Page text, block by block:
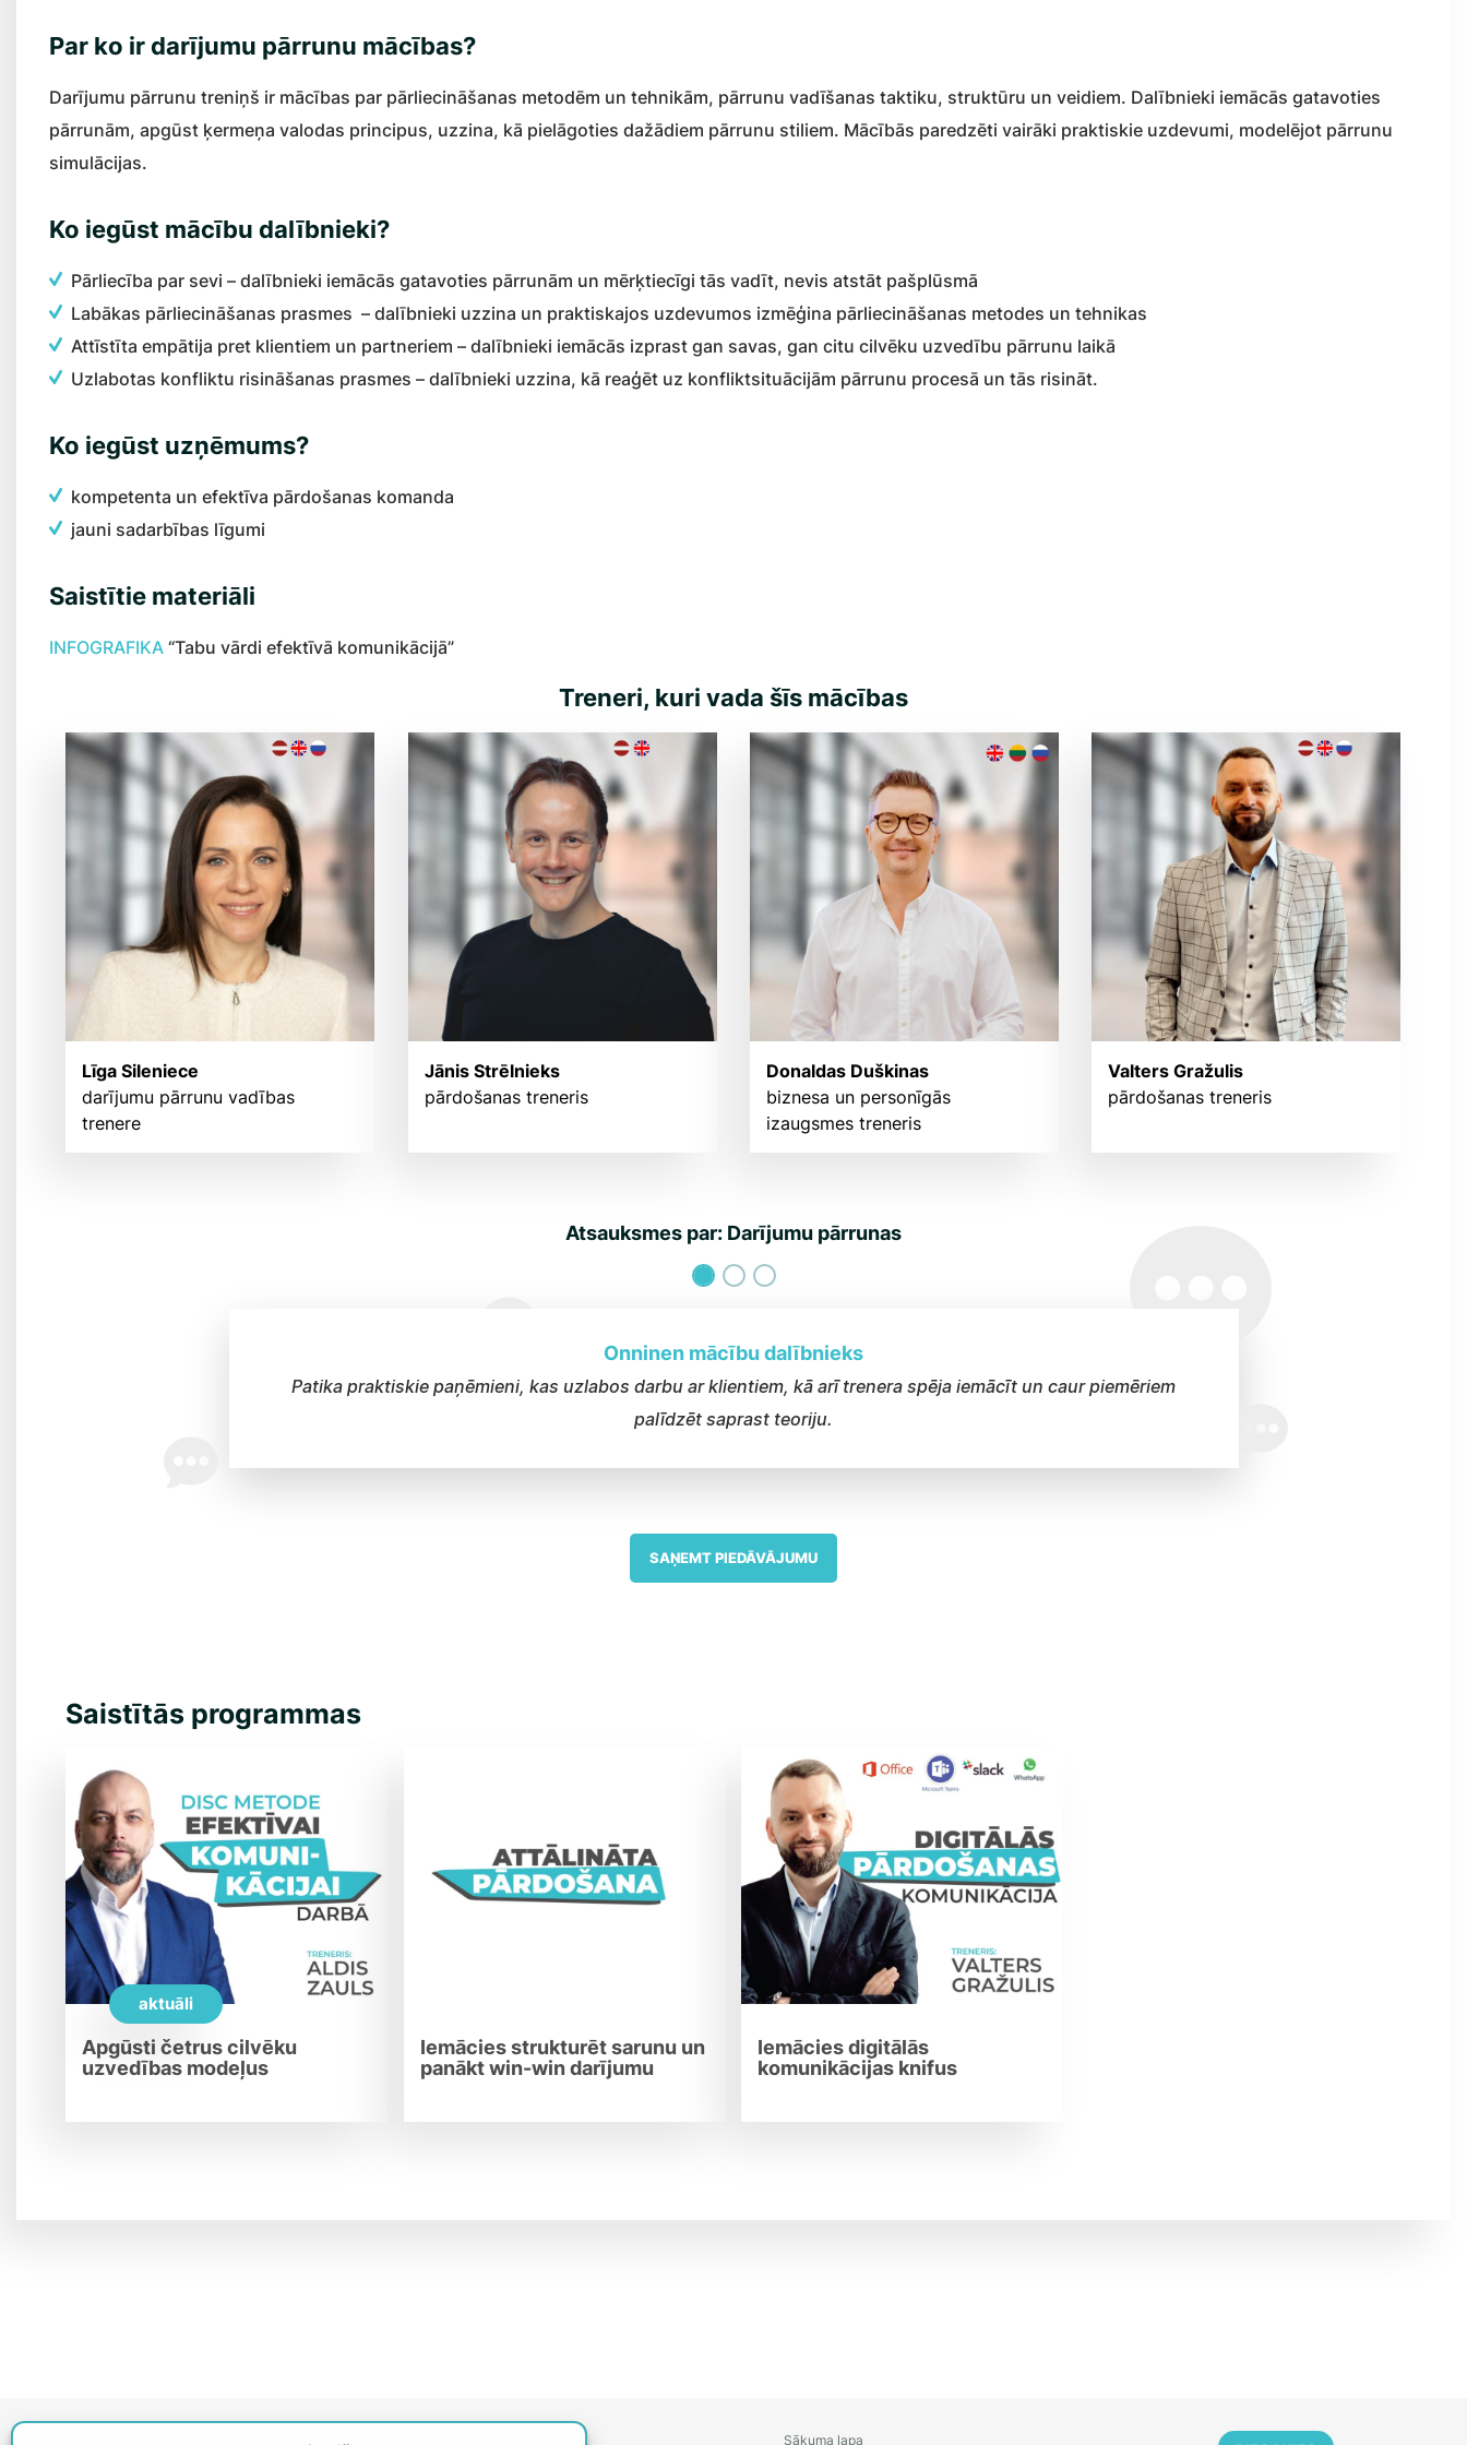
Par ko ir darījumu pārrunu mācības?
Darījumu pārrunu treniņš ir mācības par pārliecināšanas metodēm un tehnikām, pārrunu vadīšanas taktiku, struktūru un veidiem. Dalībnieki iemācās gatavoties
pārrunām, apgūst ķermeņa valodas principus, uzzina, kā pielāgoties dažādiem pārrunu stiliem. Mācībās paredzēti vairāki praktiskie uzdevumi, modelējot pārrunu
simulācijas.
Ko iegūst mācību dalībnieki?
Pārliecība par sevi – dalībnieki iemācās gatavoties pārrunām un mērķtiecīgi tās vadīt, nevis atstāt pašplūsmā
Labākas pārliecināšanas prasmes – dalībnieki uzzina un praktiskajos uzdevumos izmēģina pārliecināšanas metodes un tehnikas
Attīstīta empātija pret klientiem un partneriem – dalībnieki iemācās izprast gan savas, gan citu cilvēku uzvedību pārrunu laikā
Uzlabotas konfliktu risināšanas prasmes – dalībnieki uzzina, kā reaģēt uz konfliktsituācijām pārrunu procesā un tās risināt.
Ko iegūst uzņēmums?
kompetenta un efektīva pārdošanas komanda
jauni sadarbības līgumi
Saistītie materiāli
INFOGRAFIKA “Tabu vārdi efektīvā komunikācijā”
Treneri, kuri vada šīs mācības
Līga Sileniece
darījumu pārrunu vadības
trenere
Jānis Strēlnieks
pārdošanas treneris
Donaldas Duškinas
biznesa un personīgās
izaugsmes treneris
Valters Gražulis
pārdošanas treneris
Atsauksmes par: Darījumu pārrunas
Onninen mācību dalībnieks
Patika praktiskie paņēmieni, kas uzlabos darbu ar klientiem, kā arī trenera spēja iemācīt un caur piemēriem
palīdzēt saprast teoriju.
SAŅEMT PIEDĀVĀJUMU
Saistītās programmas
aktuāli
Apgūsti četrus cilvēku
uzvedības modeļus
Iemācies strukturēt sarunu un
panākt win-win darījumu
Iemācies digitālās
komunikācijas knifus
+371 23 668 877 Sākuma lapa